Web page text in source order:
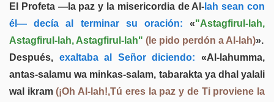
El Profeta —la paz y la misericordia de Al- lah sean con
él— decía al terminar su oración: «"Astagfirul-lah,
Astagfirul-lah, Astagfirul-lah" (le pido perdón a Al-lah)».
Después, exaltaba al Señor diciendo: «Al-lahumma,
antas-salamu wa minkas-salam, tabarakta ya dhal yalali
wal ikram(¡Oh Al-lah!,Tú eres la paz y de Ti proviene la